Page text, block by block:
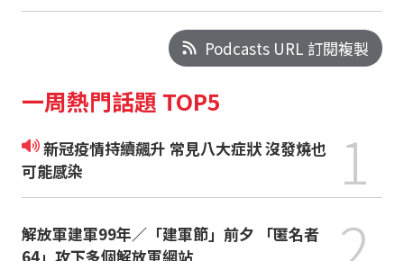
Podcasts URL 訂閱複製
一周熱門話題 TOP5
新冠疫情持續飆升 常見八大症狀 沒發燒也
可能感染
1
解放軍建軍99年／「建軍節」前夕 「匿名者
64」攻下多個解放軍網站
2